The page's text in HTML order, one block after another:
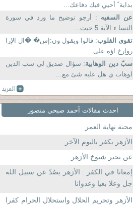
بداية ً أحيي فيك دفاعك...
عن السفيه : أرجو توضيح ما ورد في سورة
النسا ء الآية 5 حيث...
تقوى القلوب: قالوا ويقول ون:إس� �ال الإزا
روإرخ اؤه على...
سبّ دين الوهابية: سؤال صديق لي سب الدين
لوهاب ي هل عليه شئ مع...
احدث مقالات آحمد صبحي منصور
محنة نهاية العمر
الأزهر يكفر باليوم الآخر
عن تجبر شيوخ الأزهر
إمعانا في الكفر : الأزهر يصُدّ عن سبيل الله
جل وعلا بغيا وعدوانا
الأزهر وتحريم الحلال واستحلال الحرام كفرا